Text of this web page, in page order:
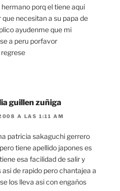
porq el tiene aqui
que necesitan a su papa de
ayudenme que mi
a peru porfavor
guillen zuñiga
A LAS 1:11 AM
patricia sakaguchi gerrero
tiene apellido japones es
esa facilidad de salir y
asi de rapido pero chantajea a
los lleva asi con engaños